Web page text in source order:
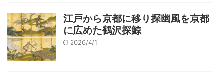
江戸から京都に移り探幽風を京都
に広めた鶴沢探鯨
2026/4/1